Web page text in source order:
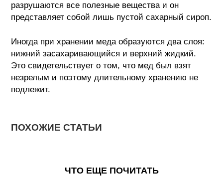
разрушаются все полезные вещества и он
представляет собой лишь пустой сахарный сироп.
Иногда при хранении меда образуются два слоя:
нижний засахаривающийся и верхний жидкий.
Это свидетельствует о том, что мед был взят
незрелым и поэтому длительному хранению не
подлежит.
ПОХОЖИЕ СТАТЬИ
ЧТО ЕЩЕ ПОЧИТАТЬ